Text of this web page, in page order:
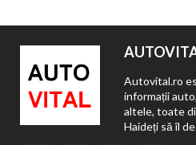
Autovital.ro
informații
altele, toate
Haideți să îl